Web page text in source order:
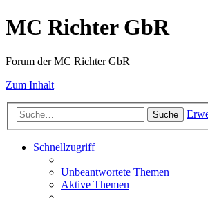
MC Richter GbR
Forum der MC Richter GbR
Zum Inhalt
Suche
Schnellzugriff
Unbeantwortete Themen
Aktive Themen